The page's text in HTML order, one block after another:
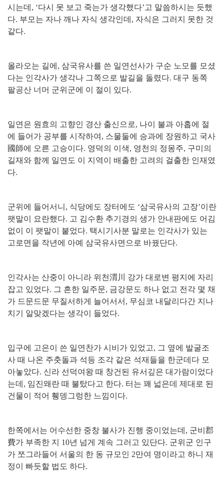
시는데 , ‘다시 못 보고 죽는가 생각했다’고 말씀하시는 듯했
다. 부모는 자나 깨나 자식 생각인데 , 자식은 그러지 못한 것
같다.
올라오는 길에 , 삼국유사를 쓴 일연선사가 구순 노모를 모셨
다는 인각사가 생각나 그쪽으로 발길을 돌렸다. 대구 동쪽
팔공산 너머 군위군에 이 절이 있다.
일연은 원효의 고향인 경산 출신으로, 나이 불과 아홉에 절
에 들어가 공부를 시작하여 , 스물둘에 승과에 장원하고 국사
國師에 오른 고승이다. 영덕의 이색, 영천의 정몽주, 구미의
길재와 함께 일연도 이 지역이 배출한 고려의 걸출한 인재였
다.
군위에 들어서니 , 식당에도 장터에도 ‘삼국유사의 고장’이란
팻말이 요란했다. 고 김수환 추기경의 생가 안내판에도 어김
없이 이 팻말이 붙었다. 택시기사분 말로는 인각사가 있는
고로면을 작년에 아예 삼국유사면으로 바꿨단다.
인각사는 산중이 아니라 위천渭川 강가 대로변 평지에 자리
잡고 있었다. 그 흔한 일주문, 금강문도 하나 없고 전각 몇 채
가 드문드문 무질서하게 늘어서서 , 무심코 내달리다간 지나
치기 알맞겠다는 생각이 들었다.
입구에 고은이 쓴 일연찬가 시비가 있었고, 그 옆에 발굴조
사 때 나온 주춧돌과 석등 조각 같은 석재들을 한군데다 모
아놓았다. 신라 선덕여왕 때 창건된 유서깊은 대가람이었다
는데 , 임진왜란 때 불탔다고 한다. 터는 꽤 넓은데 제대로 된
건물이 적어 휑뎅그렁한 느낌이다.
한쪽에서는 어수선한 중창 불사가 진행 중이었는데 , 군비 郡
費가 부족한 지 10년 넘게 계속 그러고 있단다. 군위군 인구
가 쪼그라들어 서울의 한 동 규모인 2만여 명이라고 하니 재
정이 빠듯할 법도 하다.